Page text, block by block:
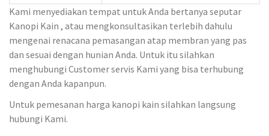
Kami menyediakan tempat untuk Anda bertanya seputar
Kanopi Kain , atau mengkonsultasikan terlebih dahulu
mengenai renacana pemasangan atap membran yang pas
dan sesuai dengan hunian Anda. Untuk itu silahkan
menghubungi Customer servis Kami yang bisa terhubung
dengan Anda kapanpun.
Untuk pemesanan harga kanopi kain silahkan langsung
hubungi Kami.